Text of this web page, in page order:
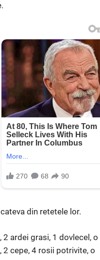
din retetele lor.
ardei grasi, 1 dovlecel, o
2 cepe, 4 rosii potrivite, o